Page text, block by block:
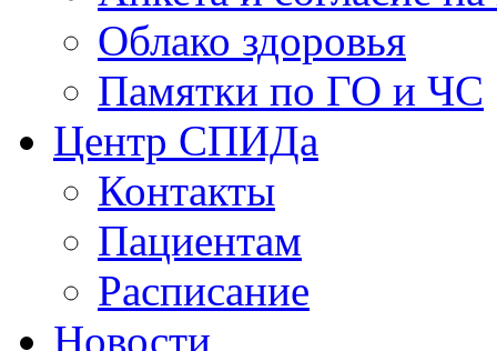
Облако здоровья
Памятки по ГО и ЧС
Центр СПИДа
Контакты
Пациентам
Расписание
Новости